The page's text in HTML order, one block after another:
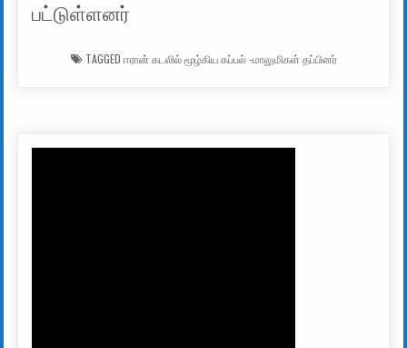
பட்டுள்ளனர்
TAGGED ஈரான் கடலில் மூழ்கிய கப்பல் -மாலுமிகள் தப்பினர்